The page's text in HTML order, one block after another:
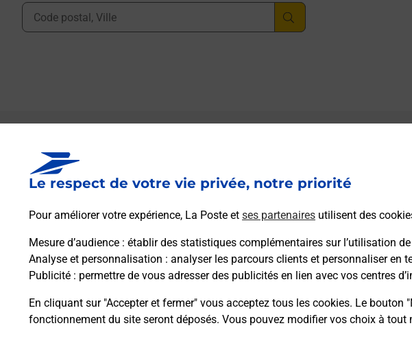
Le respect de votre vie privée, notre priorité
Pour améliorer votre expérience, La Poste et ses partenaires utilisent des
Mesure d’audience : établir des statistiques complémentaires sur l’utilisation
Analyse et personnalisation : analyser les parcours clients et personnaliser
Publicité : permettre de vous adresser des publicités en lien avec vos centres
En cliquant sur "Accepter et fermer" vous acceptez tous les cookies. Le
fonctionnement du site seront déposés. Vous pouvez modifier vos choix à
Ville, Département, Code Postal
Boîte aux lettres La Poste
Collecte du courrier aujourd'hui à 09h00
1 Rue De La Ferme
Itinéraire